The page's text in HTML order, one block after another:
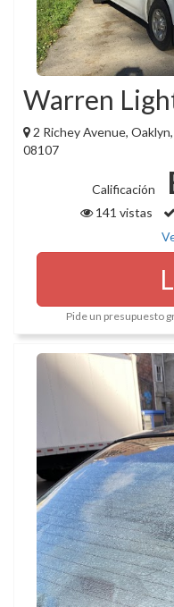
Warren
2 Richey Avenue, Oaklyn,
08107
Calificación
141 vistas
Pide un presupuesto